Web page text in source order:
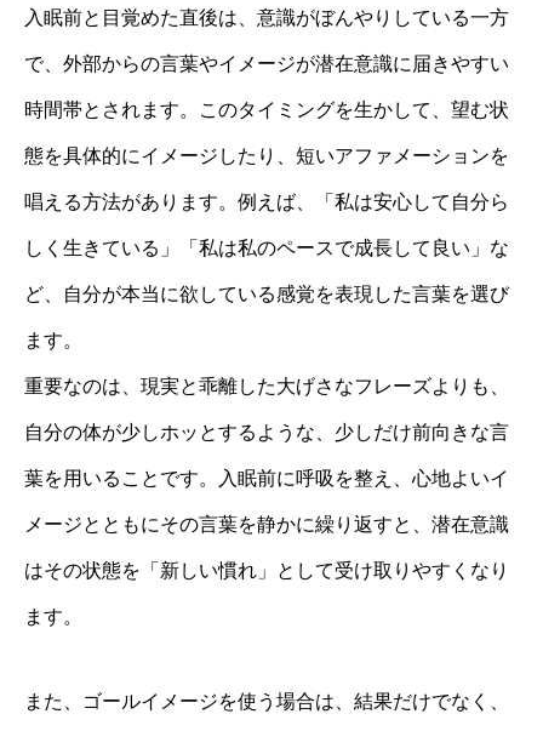
入眠前と目覚めた直後は、意識がぼんやりしている一方
で、外部からの言葉やイメージが潜在意識に届きやすい
時間帯とされます。このタイミングを生かして、望む状
態を具体的にイメージしたり、短いアファメーションを
唱える方法があります。例えば、「私は安心して自分ら
しく生きている」「私は私のペースで成長して良い」な
ど、自分が本当に欲している感覚を表現した言葉を選び
ます。
重要なのは、現実と乖離した大げさなフレーズよりも、
自分の体が少しホッとするような、少しだけ前向きな言
葉を用いることです。入眠前に呼吸を整え、心地よいイ
メージとともにその言葉を静かに繰り返すと、潜在意識
はその状態を「新しい慣れ」として受け取りやすくなり
ます。
また、ゴールイメージを使う場合は、結果だけでなく、